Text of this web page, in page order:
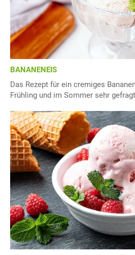
BANANENEIS
Das Rezept für ein cremiges
Frühling und im Sommer sehr